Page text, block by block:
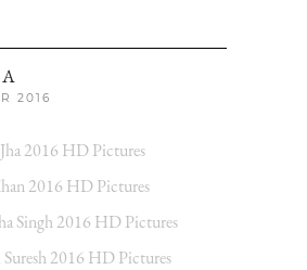
2016
2016 HD Pictures
2016 HD Pictures
Singh 2016 HD Pictures
2016 HD Pictures